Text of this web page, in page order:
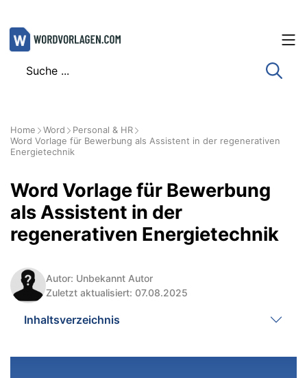
Zum
Inhalt
Home Word
Personal & HR
Word Vorlage für Bewerbung als Assistent in der regenerativen
Energietechnik
Word Vorlage für Bewerbung
als Assistent in der
regenerativen Energietechnik
Autor: Unbekannt Autor
Zuletzt aktualisiert: 07.08.2025
Inhaltsverzeichnis